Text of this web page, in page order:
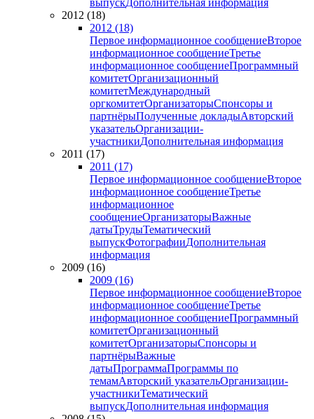
выпускДополнительная информация
2012 (18)
2012 (18)
Первое информационное сообщениеВторое
информационное сообщениеТретье
информационное сообщениеПрограммный
комитетОрганизационный
комитетМеждународный
оргкомитетОрганизаторыСпонсоры и
партнёрыПолученные докладыАвторский
указательОрганизации-
участникиДополнительная информация
2011 (17)
2011 (17)
Первое информационное сообщениеВторое
информационное сообщениеТретье
информационное
сообщениеОрганизаторыВажные
датыТрудыТематический
выпускФотографииДополнительная
информация
2009 (16)
2009 (16)
Первое информационное сообщениеВторое
информационное сообщениеТретье
информационное сообщениеПрограммный
комитетОрганизационный
комитетОрганизаторыСпонсоры и
партнёрыВажные
датыПрограммаПрограммы по
темамАвторский указательОрганизации-
участникиТематический
выпускДополнительная информация